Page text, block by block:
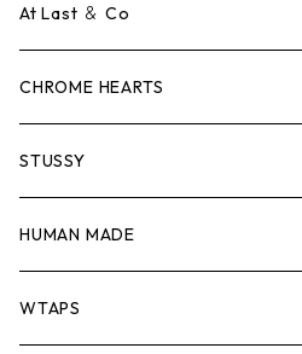
ロンTEE
スウェット/ニット
シャツ
ジャケット
パンツ
Tシャツ
ロンTEE
スウェット/ニット
シャツ
ジャケット
At Last ＆ Co
Tシャツ
ロンTEE
スウェット/ニット
シャツ
CHROME HEARTS
Tシャツ
ロンTEE
スウェット/ニット
STUSSY
Tシャツ
ロンTEE
HUMAN MADE
Tシャツ
WTAPS